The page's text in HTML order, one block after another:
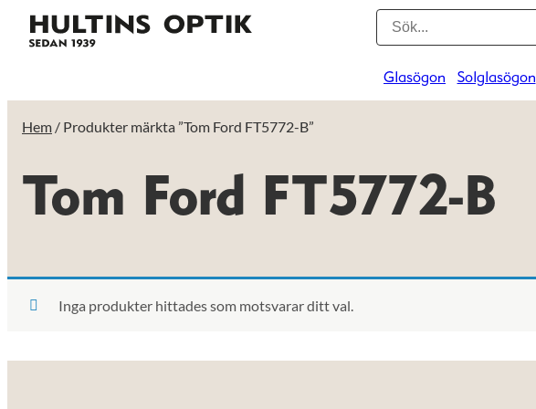
Glasögon Solglasögon
Hem / Produkter märkta ”Tom Ford FT5772-B”
Tom Ford FT5772-B
Inga produkter hittades som motsvarar ditt val.